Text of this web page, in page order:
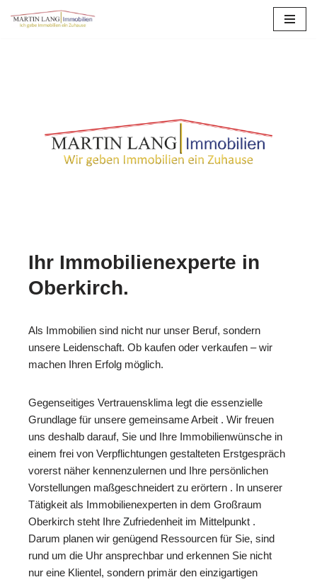
Ihr Immobilienexperte in
Oberkirch.
Als Immobilien sind nicht nur unser Beruf, sondern
unsere Leidenschaft. Ob kaufen oder verkaufen – wir
machen Ihren Erfolg möglich.
Gegenseitiges Vertrauensklima legt die essenzielle
Grundlage für unsere gemeinsame Arbeit . Wir freuen
uns deshalb darauf, Sie und Ihre Immobilienwünsche in
einem frei von Verpflichtungen gestalteten Erstgespräch
vorerst näher kennenzulernen und Ihre persönlichen
Vorstellungen maßgeschneidert zu erörtern . In unserer
Tätigkeit als Immobilienexperten in dem Großraum
Oberkirch steht Ihre Zufriedenheit im Mittelpunkt .
Darum planen wir genügend Ressourcen für Sie, sind
rund um die Uhr ansprechbar und erkennen Sie nicht
nur eine Klientel, sondern primär den einzigartigen